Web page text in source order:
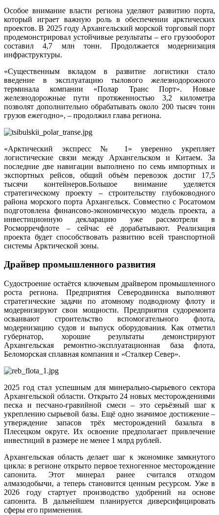
Особое внимание власти региона уделяют развитию порта,
который играет важную роль в обеспечении арктических
проектов. В 2025 году Архангельский морской торговый порт
продемонстрировал устойчивые результаты – его грузооборот
составил 4,7 млн тонн. Продолжается модернизация
инфраструктуры.
«Существенным вкладом в развитие логистики стало
введение в эксплуатацию тылового железнодорожного
терминала компании «Полар Транс Порт». Новые
железнодорожные пути протяженностью 3,2 километра
позволят дополнительно обрабатывать около 200 тысяч тонн
грузов ежегодно», – продолжил глава региона.
«Арктический экспресс № 1» уверенно укрепляет
логистические связи между Архангельском и Китаем. За
последние две навигации выполнено по семь импортных и
экспортных рейсов, общий объём перевозок достиг 17,5
тысячи контейнеров.Большое внимание уделяется
стратегическому проекту – строительству глубоководного
района морского порта Архангельск. Совместно с Росатомом
подготовлена финансово‑экономическую модель проекта, а
инвестиционную декларацию уже рассмотрели в
Росморречфлоте – сейчас её дорабатывают. Реализация
проекта будет способствовать развитию всей транспортной
системы Арктической зоны.
Драйвер промышленного развития
Судостроение остаётся ключевым драйвером промышленного
роста региона. Предприятия Северодвинска выполняют
стратегические задачи по атомному подводному флоту и
модернизируют свои мощности. Предприятия судоремонта
осваивают строительство вспомогательного флота,
модернизацию судов и выпуск оборудования. Как отметил
губернатор, хорошие результаты демонстрируют
Архангельская ремонтно‑эксплуатационная база флота,
Беломорская сплавная компания и «Сталкер Север».
2025 год стал успешным для минерально‑сырьевого сектора
Архангельской области. Открыто 24 новых месторождениями
песка и песчано‑гравийной смеси – это серьёзный шаг к
укреплению сырьевой базы. Ещё одно значимое достижение –
утверждение запасов трёх месторождений базальта в
Плесецком округе. Их освоение предполагает привлечение
инвестиций в размере не менее 1 млрд рублей.
Архангельская область делает шаг к экономике замкнутого
цикла: в регионе открыто первое техногенное месторождение
сапонита. Этот минерал ранее считался отходом
алмазодобычи, а теперь становится ценным ресурсом. Уже в
2026 году стартует производство удобрений на основе
сапонита. В дальнейшем планируется диверсифицировать
сферы его применения.